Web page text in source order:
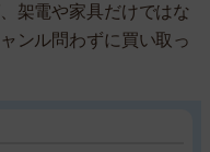
架電や家具だけではな
ンル問わずに買い取っ